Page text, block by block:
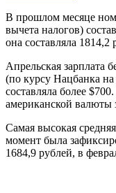
В прошлом месяце
вычета налогов)
она составляла 1814,2
Апрельская зарплата
(по курсу Нацбанка на
составляла более
американской валюты
Самая высокая
момент была
1684,9 рублей, в